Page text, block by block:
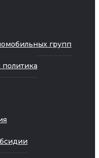
групп